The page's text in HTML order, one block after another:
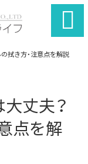

拭き方・注意点を解説
丈夫？
点を解